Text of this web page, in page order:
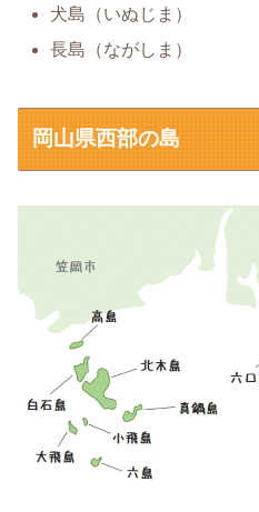
犬島（いぬじま）
長島（ながしま）
岡山県西部の島